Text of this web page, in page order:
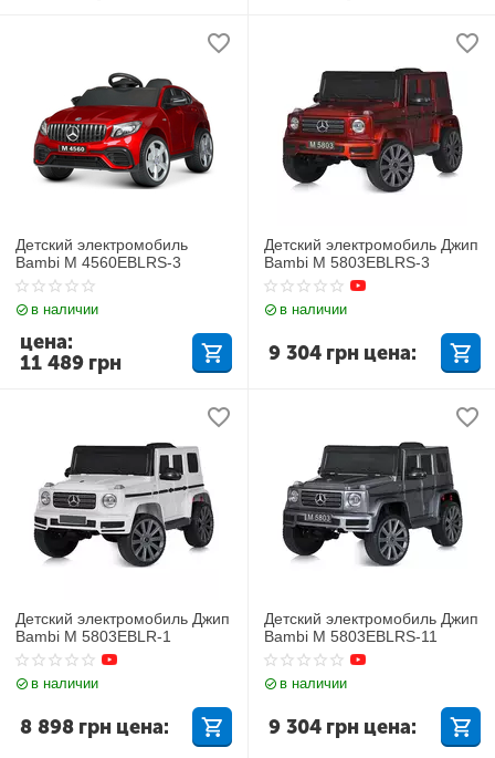
Детский электромобиль
Bambi M 4560EBLRS-3
в наличии
11 489 грн
цена:
Детский электромобиль Джип
Bambi M 5803EBLRS-3
в наличии
9 304 грн цена:
Детский электромобиль Джип
Bambi M 5803EBLR-1
в наличии
8 898 грн цена:
Детский электромобиль Джип
Bambi M 5803EBLRS-11
в наличии
9 304 грн цена: